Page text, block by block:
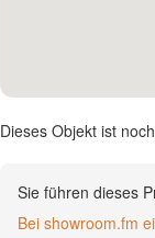
Dieses Objekt ist
Sie führen dieses
Bei showroom.fm